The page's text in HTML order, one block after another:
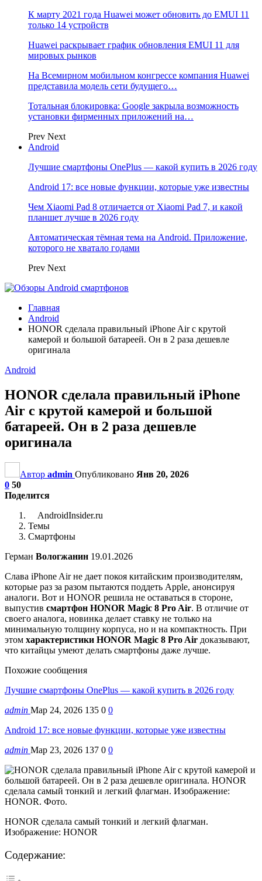
К марту 2021 года Huawei может обновить до EMUI 11
только 14 устройств
Huawei раскрывает график обновления EMUI 11 для
мировых рынков
На Всемирном мобильном конгрессе компания Huawei
представила модель сети будущего…
Тотальная блокировка: Google закрыла возможность
установки фирменных приложений на…
Prev Next
Android
Лучшие смартфоны OnePlus — какой купить в 2026 году
Android 17: все новые функции, которые уже известны
Чем Xiaomi Pad 8 отличается от Xiaomi Pad 7, и какой
планшет лучше в 2026 году
Автоматическая тёмная тема на Android. Приложение,
которого не хватало годами
Prev Next
Главная
Android
HONOR сделала правильный iPhone Air с крутой
камерой и большой батареей. Он в 2 раза дешевле
оригинала
Android
HONOR сделала правильный iPhone
Air с крутой камерой и большой
батареей. Он в 2 раза дешевле
оригинала
Автор admin Опубликовано Янв 20, 2026
0 50
Поделится
AndroidInsider.ru
Темы
Смартфоны
Герман Вологжанин 19.01.2026
Слава iPhone Air не дает покоя китайским производителям,
которые раз за разом пытаются поддеть Apple, анонсируя
аналоги. Вот и HONOR решила не оставаться в стороне,
выпустив смартфон HONOR Magic 8 Pro Air. В отличие от
своего аналога, новинка делает ставку не только на
минимальную толщину корпуса, но и на компактность. При
этом характеристики HONOR Magic 8 Pro Air доказывают,
что китайцы умеют делать смартфоны даже лучше.
Похожие сообщения
Лучшие смартфоны OnePlus — какой купить в 2026 году
admin Мар 24, 2026 135 0 0
Android 17: все новые функции, которые уже известны
admin Мар 23, 2026 137 0 0
HONOR сделала самый тонкий и легкий флагман.
Изображение: HONOR
Содержание: